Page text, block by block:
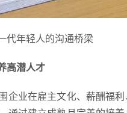
代年轻人的沟通桥梁
高潜人才
企业在雇主文化、薪酬福